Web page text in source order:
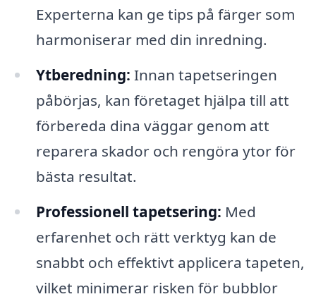
Experterna kan ge tips på färger som
harmoniserar med din inredning.
Ytberedning: Innan tapetseringen
påbörjas, kan företaget hjälpa till att
förbereda dina väggar genom att
reparera skador och rengöra ytor för
bästa resultat.
Professionell tapetsering: Med
erfarenhet och rätt verktyg kan de
snabbt och effektivt applicera tapeten,
vilket minimerar risken för bubblor